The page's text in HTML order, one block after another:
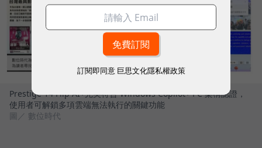
Prestige 14 Flip AI+完美符合 Windows Copilot+ PC 架構認證，
使用者可解鎖多項雲端無法執行的關鍵功能
圖／ 數位時代
訂閱即同意 巨思文化隱私權政策